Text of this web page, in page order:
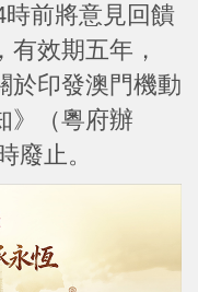
前將意見回饋
效期五年，
於印發澳門機動
》（粵府辦
廢止。